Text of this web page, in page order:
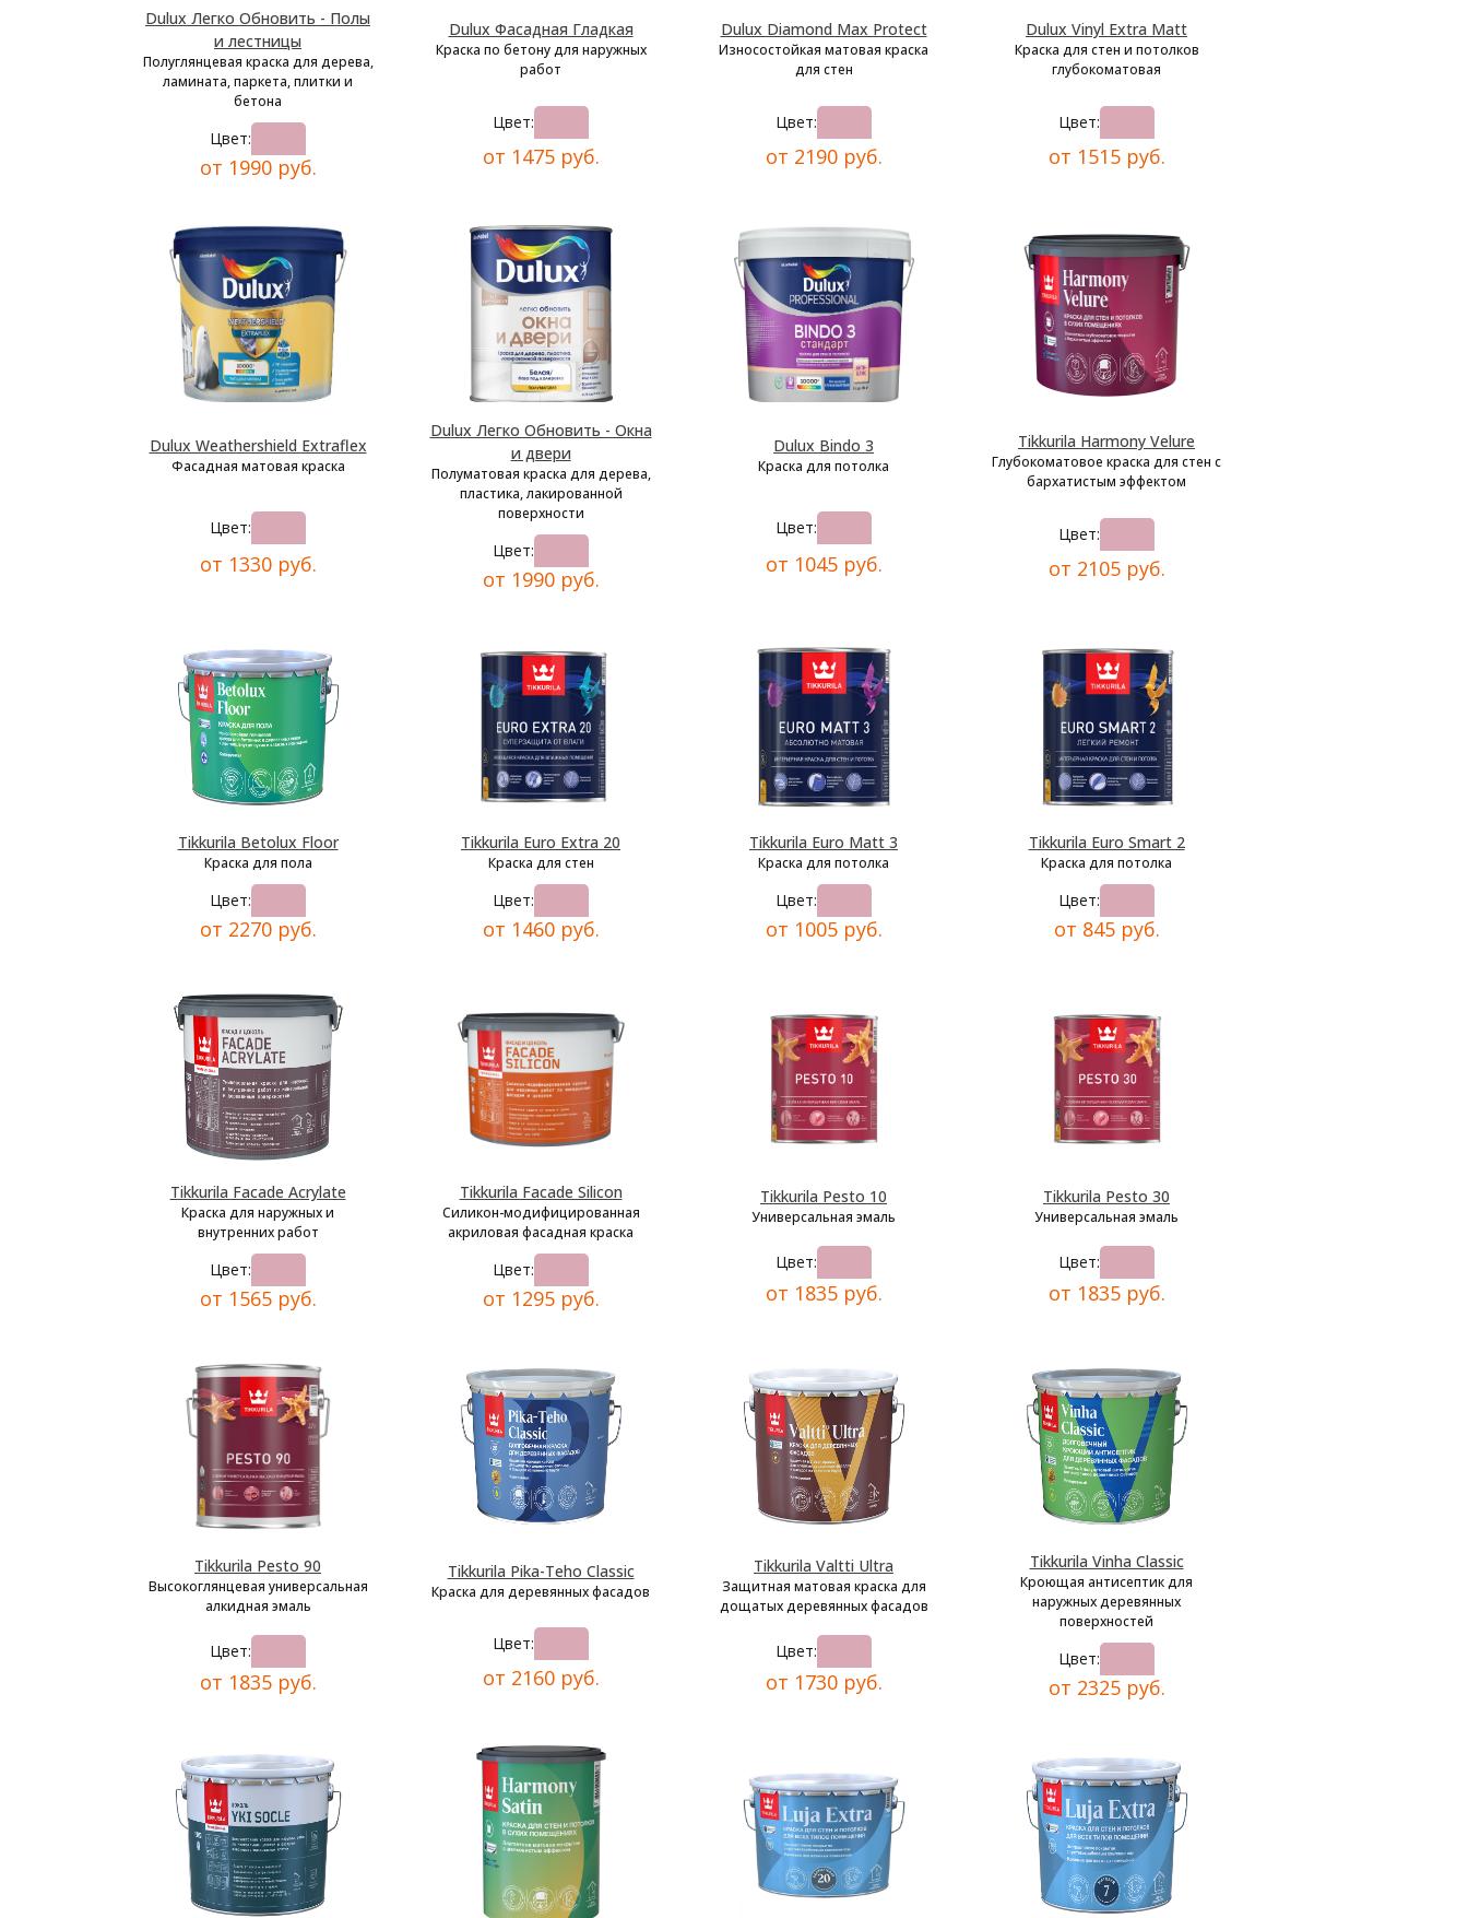
Dulux Легко Обновить - Полы
и лестницы
Полуглянцевая краска для дерева,
ламината, паркета, плитки и
бетона
Цвет:
от 1990 руб.
Dulux Фасадная Гладкая
Краска по бетону для наружных
работ
Цвет:
от 1475 руб.
Dulux Diamond Max Protect
Износостойкая матовая краска
для стен
Цвет:
от 2190 руб.
Dulux Vinyl Extra Matt
Краска для стен и потолков
глубокоматовая
Цвет:
от 1515 руб.
Dulux Weathershield Extraflex
Фасадная матовая краска
Цвет:
от 1330 руб.
Dulux Легко Обновить - Окна
и двери
Полуматовая краска для дерева,
пластика, лакированной
поверхности
Цвет:
от 1990 руб.
Dulux Bindo 3
Краска для потолка
Цвет:
от 1045 руб.
Tikkurila Harmony Velure
Глубокоматовое краска для стен с
бархатистым эффектом
Цвет:
от 2105 руб.
Tikkurila Betolux Floor
Краска для пола
Цвет:
от 2270 руб.
Tikkurila Euro Extra 20
Краска для стен
Цвет:
от 1460 руб.
Tikkurila Euro Matt 3
Краска для потолка
Цвет:
от 1005 руб.
Tikkurila Euro Smart 2
Краска для потолка
Цвет:
от 845 руб.
Tikkurila Facade Acrylate
Краска для наружных и
внутренних работ
Цвет:
от 1565 руб.
Tikkurila Facade Silicon
Силикон-модифицированная
акриловая фасадная краска
Цвет:
от 1295 руб.
Tikkurila Pesto 10
Универсальная эмаль
Цвет:
от 1835 руб.
Tikkurila Pesto 30
Универсальная эмаль
Цвет:
от 1835 руб.
Tikkurila Pesto 90
Высокоглянцевая универсальная
алкидная эмаль
Цвет:
от 1835 руб.
Tikkurila Pika-Teho Classic
Краска для деревянных фасадов
Цвет:
от 2160 руб.
Tikkurila Valtti Ultra
Защитная матовая краска для
дощатых деревянных фасадов
Цвет:
от 1730 руб.
Tikkurila Vinha Classic
Кроющая антисептик для
наружных деревянных
поверхностей
Цвет:
от 2325 руб.